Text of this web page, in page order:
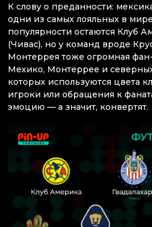
К слову о преданности:
одни из самых лояльных в
популярности остаются Клуб
(Чивас), но у команд вроде
Монтеррея тоже огромная
Мехико, Монтеррее и
которых используются цвета
игроки или обращения к
эмоцию — а значит, конвертят.